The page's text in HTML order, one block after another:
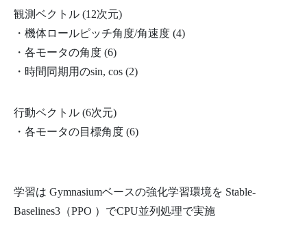
観測ベクトル (12次元)
・機体ロールピッチ角度/角速度 (4)
・各モータの角度 (6)
・時間同期用のsin, cos (2)
行動ベクトル (6次元)
・各モータの目標角度 (6)
学習は Gymnasiumベースの強化学習環境を Stable-
Baselines3（PPO ）でCPU並列処理で実施